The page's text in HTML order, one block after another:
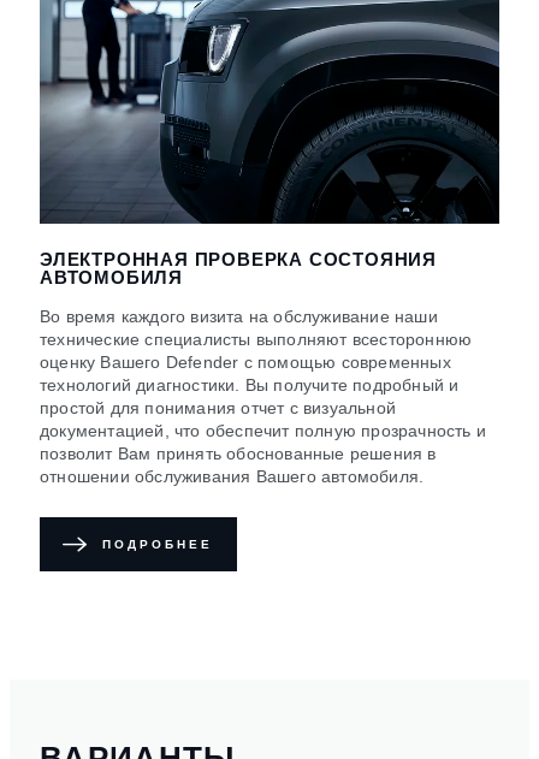
ЭЛЕКТРОННАЯ ПРОВЕРКА СОСТОЯНИЯ
АВТОМОБИЛЯ
Во время каждого визита на обслуживание наши
технические специалисты выполняют всестороннюю
оценку Вашего Defender с помощью современных
технологий диагностики. Вы получите подробный и
простой для понимания отчет с визуальной
документацией, что обеспечит полную прозрачность и
позволит Вам принять обоснованные решения в
отношении обслуживания Вашего автомобиля.
ПОДРОБНЕЕ